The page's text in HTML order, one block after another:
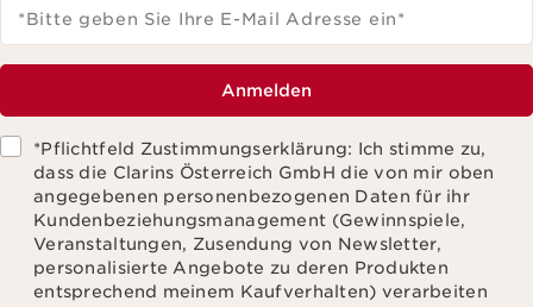
*Bitte geben Sie Ihre E-Mail Adresse ein*
Anmelden
*Pflichtfeld Zustimmungserklärung: Ich stimme zu,
dass die Clarins Österreich GmbH die von mir oben
angegebenen personenbezogenen Daten für ihr
Kundenbeziehungsmanagement (Gewinnspiele,
Veranstaltungen, Zusendung von Newsletter,
personalisierte Angebote zu deren Produkten
entsprechend meinem Kaufverhalten) verarbeiten